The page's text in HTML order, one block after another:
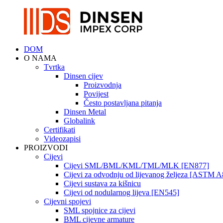
DOM
O NAMA
Tvrtka
Dinsen cijev
Proizvodnja
Povijest
Često postavljana pitanja
Dinsen Metal
Globalink
Certifikati
Videozapisi
PROIZVODI
Cijevi
Cijevi SML/BML/KML/TML/MLK [EN877]
Cijevi za odvodnju od lijevanog željeza [ASTM
Cijevi sustava za kišnicu
Cijevi od nodularnog lijeva [EN545]
Cijevni spojevi
SML spojnice za cijevi
BML cijevne armature